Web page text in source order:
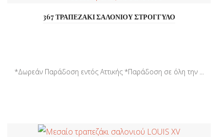
367 ΤΡΑΠΕΖΑΚΙ ΣΑΛΟΝΙΟΥ ΣΤΡΟΓΓΥΛΟ
*Δωρεάν Παράδοση εντός Αττικής *Παράδοση σε όλη την ...